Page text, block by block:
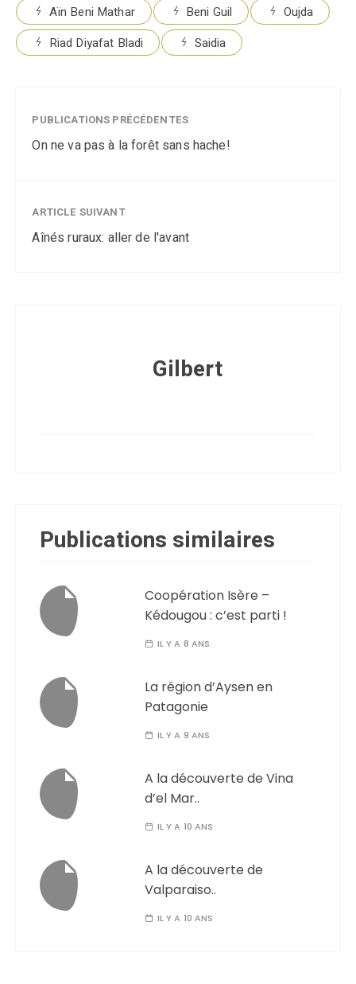
Aïn Beni Mathar Beni Guil
Oujda
Riad Diyafat Bladi
Saidia
PUBLICATIONS PRÉCÉDENTES
On ne va pas à la forêt sans hache!
ARTICLE SUIVANT
Aînés ruraux: aller de l'avant
Gilbert
Publications similaires
Coopération Isère –
Kédougou : c’est parti !
IL Y A 8 ANS
La région d’Aysen en
Patagonie
IL Y A 9 ANS
A la découverte de Vina
d’el Mar..
IL Y A 10 ANS
A la découverte de
Valparaiso..
IL Y A 10 ANS